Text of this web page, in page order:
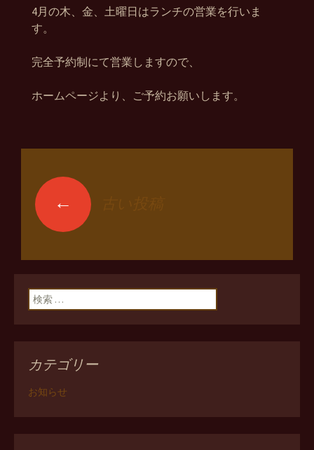
4月の木、金、土曜日はランチの営業を行いま
す。
完全予約制にて営業しますので、
ホームページより、ご予約お願いします。
投稿ナビゲーショ
ン
←
検索:
カテゴリー
お知らせ